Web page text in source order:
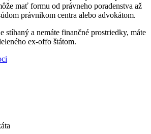
mať formu od právneho poradenstva až
právnikom centra alebo advokátom.
stíhaný a nemáte finančné prostriedky, máte
ex-offo štátom.